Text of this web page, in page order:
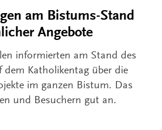
am Bistums-Stand
Angebote
informierten am Stand des
Katholikentag über die
im ganzen Bistum. Das
und Besuchern gut an.